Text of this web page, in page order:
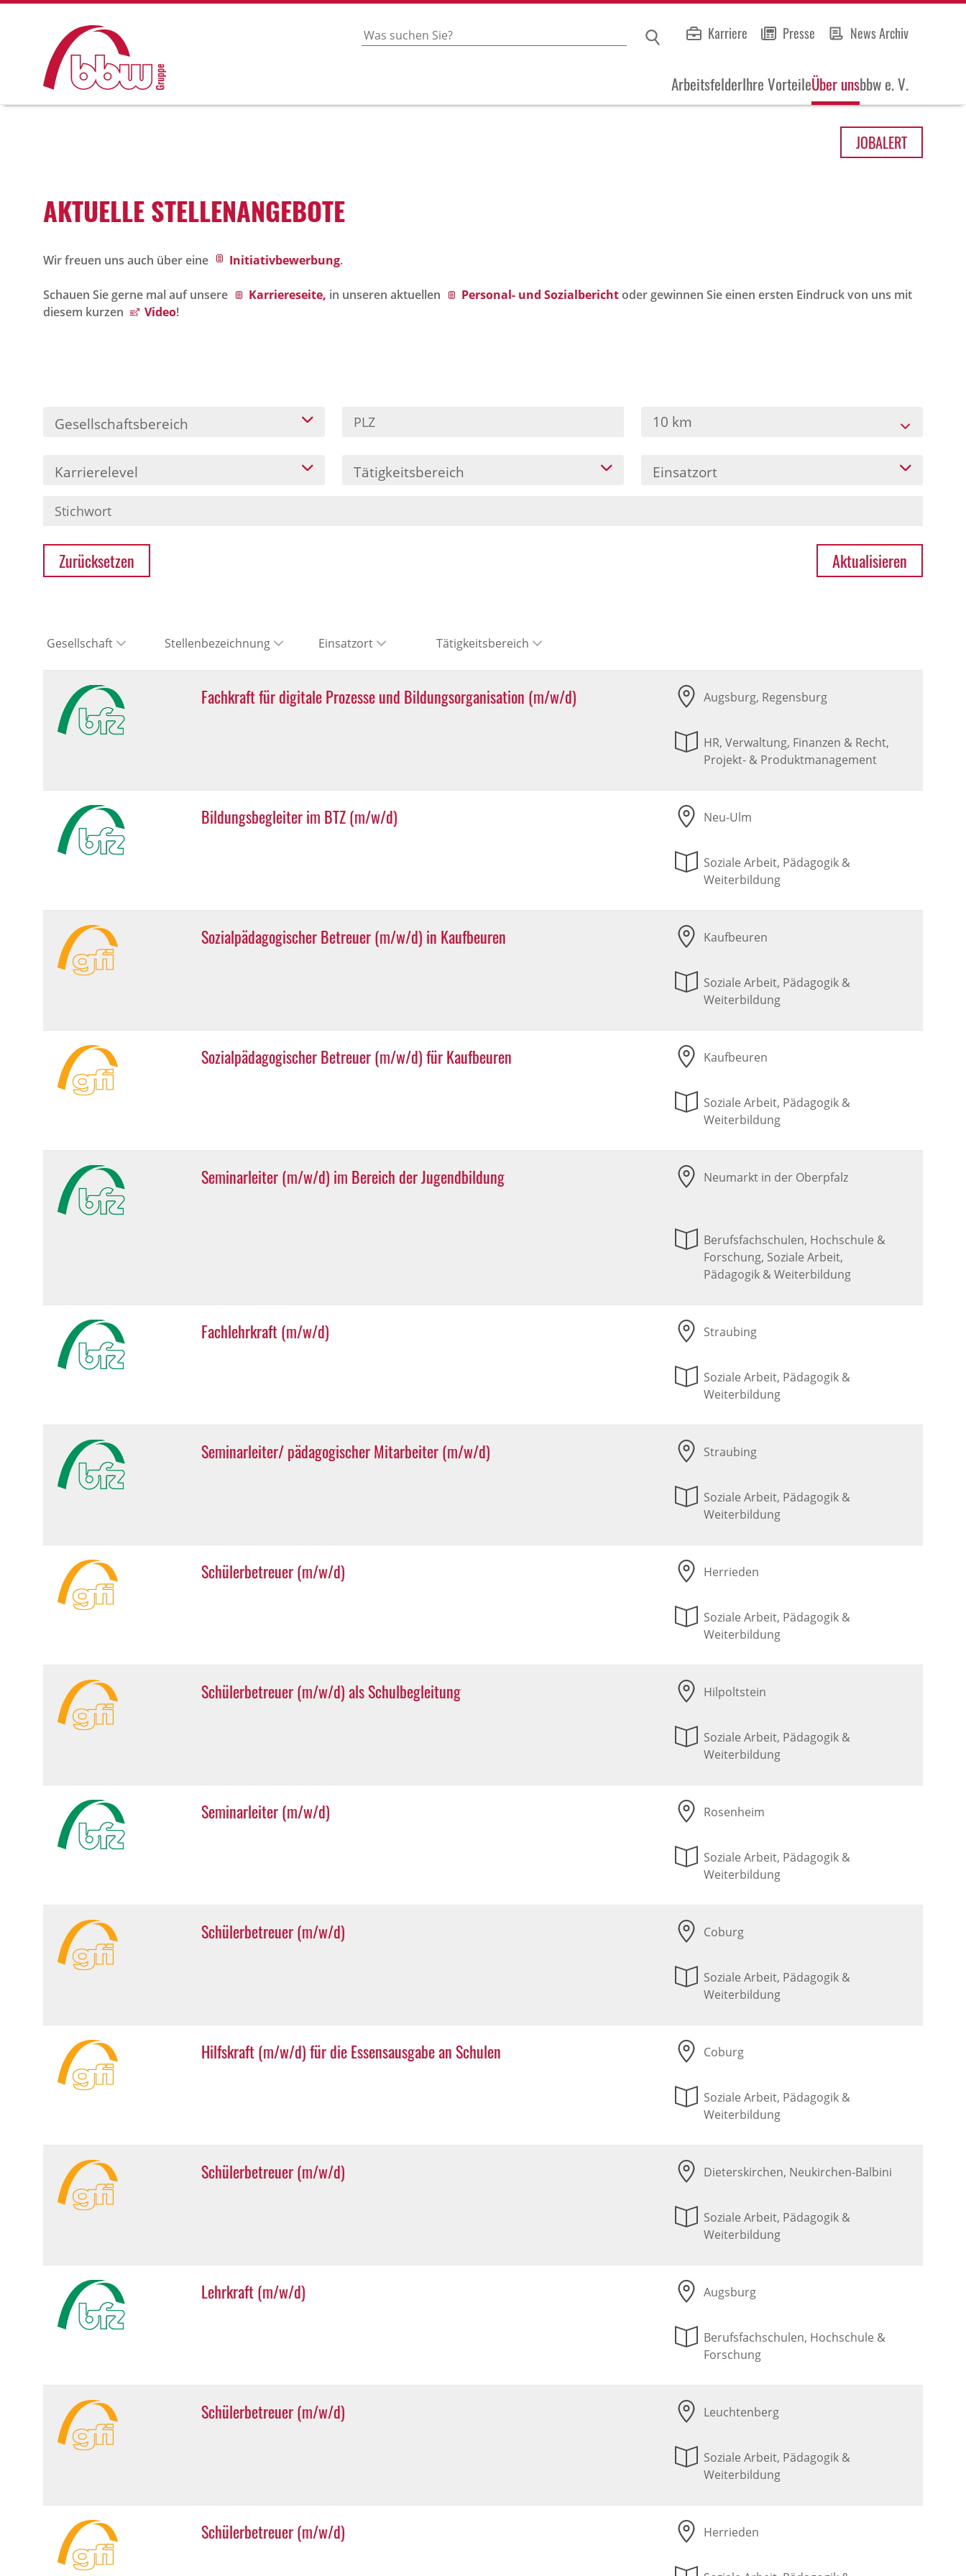
Karriere Presse News Archiv
ArbeitsfelderIhre VorteileÜber unsbbw e. V.
JOBALERT
AKTU­ELLE STEL­LEN­AN­GE­BOTE
Wir freuen uns auch über eine Initiativbewerbung.
Schauen Sie gerne mal auf unsere Karriereseite, in unseren aktuellen Personal- und Sozialberichtoder gewinnen Sie einen ersten Eindruck von uns mit
diesem kurzen
Video!
Gesellschaftsbereich 10 km
Karrierelevel Tätigkeitsbereich Einsatzort
Zurücksetzen Aktualisieren
Gesellschaft Stellenbezeichnung Einsatzort Tätigkeitsbereich
Fachkraft für digitale Prozesse und Bildungsorganisation (m/w/d) Augsburg, Regensburg
HR, Verwaltung, Finanzen & Recht,
Projekt- & Produktmanagement
Bildungsbegleiter im BTZ (m/w/d) Neu-Ulm
Soziale Arbeit, Pädagogik &
Weiterbildung
Sozialpädagogischer Betreuer (m/w/d) in Kaufbeuren Kaufbeuren
Soziale Arbeit, Pädagogik &
Weiterbildung
Sozialpädagogischer Betreuer (m/w/d) für Kaufbeuren Kaufbeuren
Soziale Arbeit, Pädagogik &
Weiterbildung
Seminarleiter (m/w/d) im Bereich der Jugendbildung Neumarkt in der Oberpfalz
Berufsfachschulen, Hochschule &
Forschung, Soziale Arbeit,
Pädagogik & Weiterbildung
Fachlehrkraft (m/w/d) Straubing
Soziale Arbeit, Pädagogik &
Weiterbildung
Seminarleiter/ pädagogischer Mitarbeiter (m/w/d) Straubing
Soziale Arbeit, Pädagogik &
Weiterbildung
Schülerbetreuer (m/w/d) Herrieden
Soziale Arbeit, Pädagogik &
Weiterbildung
Schülerbetreuer (m/w/d) als Schulbegleitung Hilpoltstein
Soziale Arbeit, Pädagogik &
Weiterbildung
Seminarleiter (m/w/d) Rosenheim
Soziale Arbeit, Pädagogik &
Weiterbildung
Schülerbetreuer (m/w/d) Coburg
Soziale Arbeit, Pädagogik &
Weiterbildung
Hilfskraft (m/w/d) für die Essensausgabe an Schulen Coburg
Soziale Arbeit, Pädagogik &
Weiterbildung
Schülerbetreuer (m/w/d) Dieterskirchen, Neukirchen-Balbini
Soziale Arbeit, Pädagogik &
Weiterbildung
Lehrkraft (m/w/d) Augsburg
Berufsfachschulen, Hochschule &
Forschung
Schülerbetreuer (m/w/d) Leuchtenberg
Soziale Arbeit, Pädagogik &
Weiterbildung
Schülerbetreuer (m/w/d) Herrieden